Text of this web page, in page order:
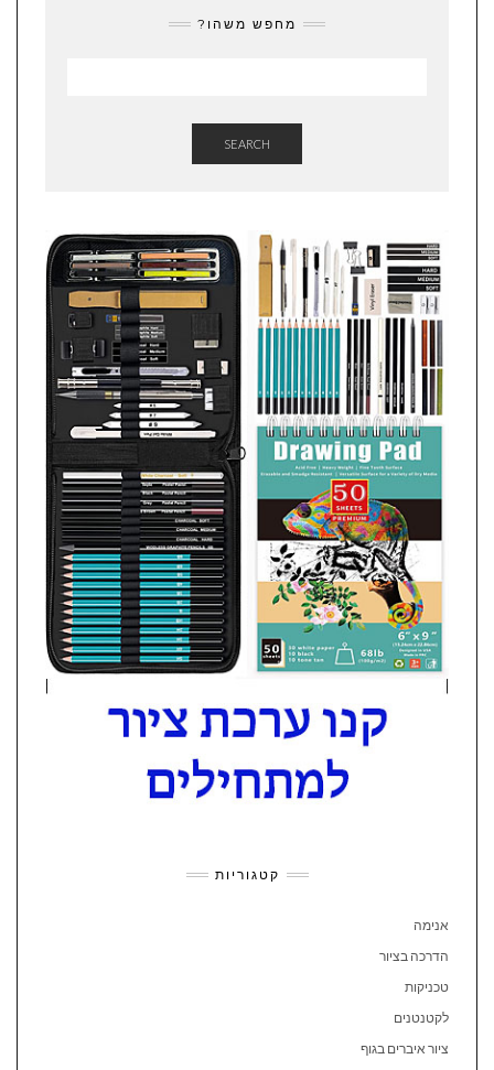
מחפש משהו?
SEARCH
קטגוריות
אנימה
הדרכה בציור
טכניקות
לקטנטנים
ציור איברים בגוף